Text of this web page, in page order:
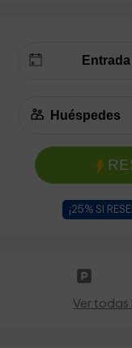
¡25% SI
Ver todas